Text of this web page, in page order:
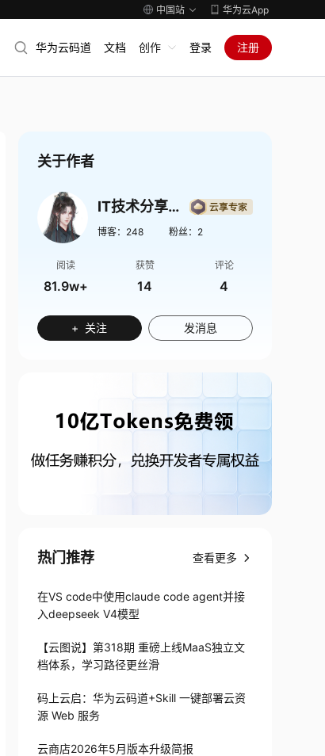
中国站 华为云App
华为云码道 文档 创作 登录 注册
关于作者
IT技术分享社区
博客： 248 粉丝： 2
阅读
81.9w+
获赞
14
评论
4
+ 关注 发消息
热门推荐 查看更多
在VS code中使用claude code agent并接
入deepseek V4模型
【云图说】第318期 重磅上线MaaS独立文
档体系，学习路径更丝滑
码上云启：华为云码道+Skill 一键部署云资
源 Web 服务
云商店2026年5月版本升级简报